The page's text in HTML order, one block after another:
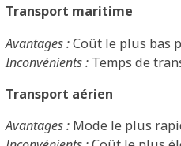
Transport maritime
Avantages :Coût le plus bas
Inconvénients :Temps de
Transport aérien
Avantages :Mode le plus